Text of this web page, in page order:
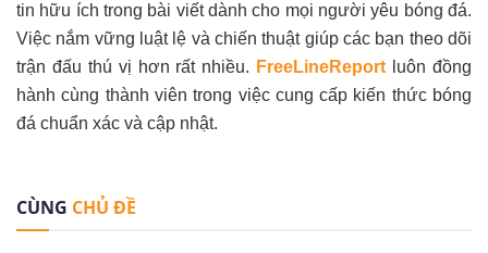
tin hữu ích trong bài viết dành cho mọi người yêu bóng đá.
Việc nắm vững luật lệ và chiến thuật giúp các bạn theo dõi
trận đấu thú vị hơn rất nhiều. FreeLineReport luôn đồng
hành cùng thành viên trong việc cung cấp kiến thức bóng
đá chuẩn xác và cập nhật.
CÙNG CHỦ ĐỀ